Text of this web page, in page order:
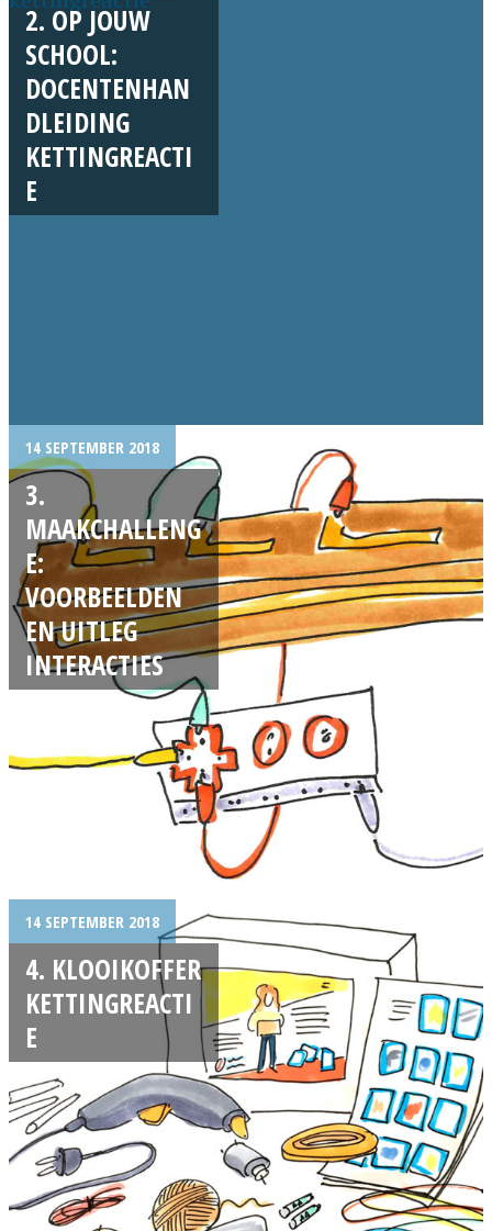
2. OP JOUW
SCHOOL:
DOCENTENHAN
DLEIDING
KETTINGREACTI
E
14 SEPTEMBER 2018
3.
MAAKCHALLENG
E:
VOORBEELDEN
EN UITLEG
INTERACTIES
14 SEPTEMBER 2018
4. KLOOIKOFFER
KETTINGREACTI
E